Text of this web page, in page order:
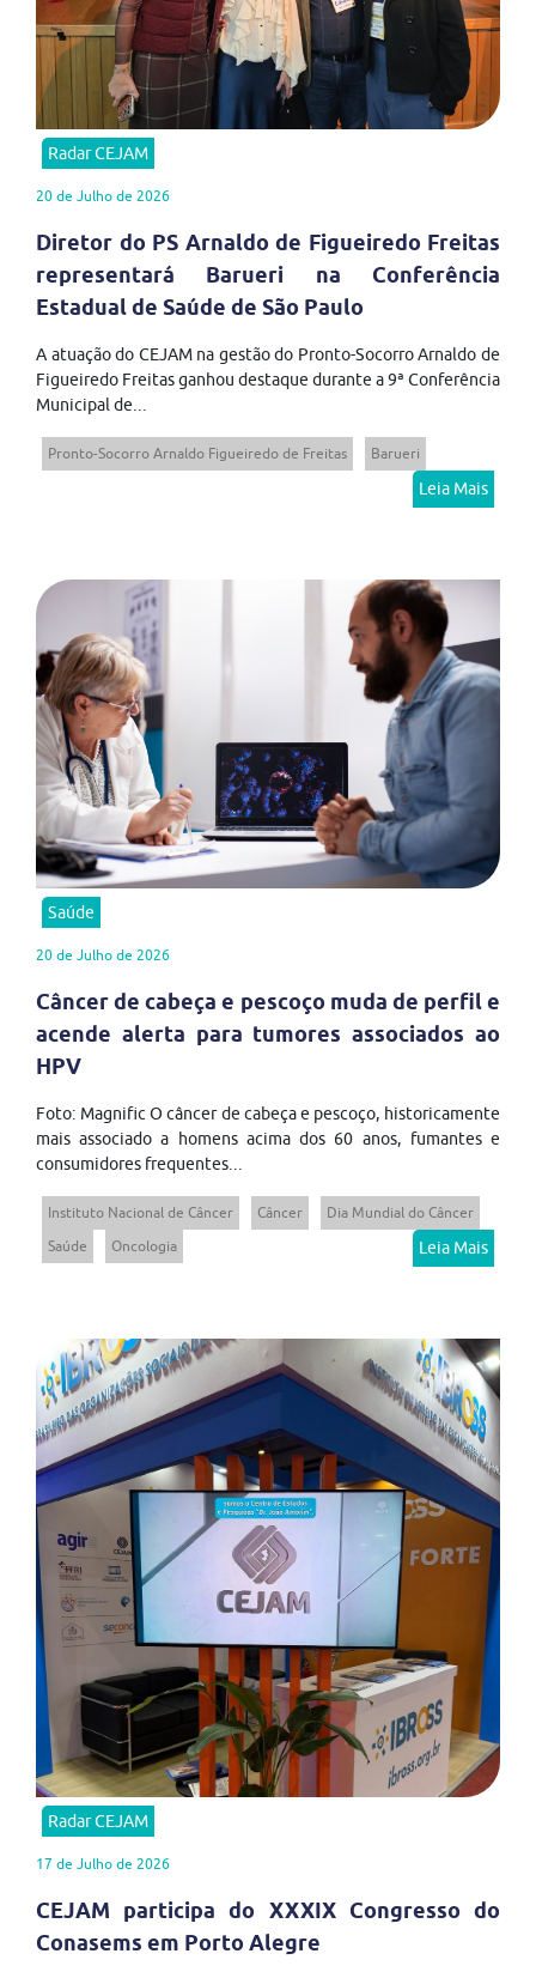
Radar CEJAM
20 de Julho de 2026
Diretor do PS Arnaldo de Figueiredo Freitas
representará Barueri na Conferência
Estadual de Saúde de São Paulo
A atuação do CEJAM na gestão do Pronto-Socorro Arnaldo de
Figueiredo Freitas ganhou destaque durante a 9ª Conferência
Municipal de...
Pronto-Socorro Arnaldo Figueiredo de Freitas Barueri
Leia Mais
Saúde
20 de Julho de 2026
Câncer de cabeça e pescoço muda de perfil e
acende alerta para tumores associados ao
HPV
Foto: Magnific O câncer de cabeça e pescoço, historicamente
mais associado a homens acima dos 60 anos, fumantes e
consumidores frequentes...
Instituto Nacional de Câncer Câncer
Dia Mundial do Câncer
Saúde
Oncologia Leia Mais
Radar CEJAM
17 de Julho de 2026
CEJAM participa do XXXIX Congresso do
Conasems em Porto Alegre